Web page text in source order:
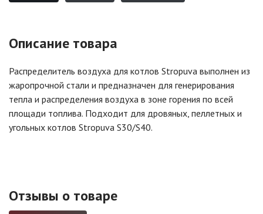
Описание товара
Распределитель воздуха для котлов Stropuva выполнен из
жаропрочной стали и предназначен для генерирования
тепла и распределения воздуха в зоне горения по всей
площади топлива. Подходит для дровяных, пеллетных и
угольных котлов Stropuva S30/S40.
Отзывы о товаре